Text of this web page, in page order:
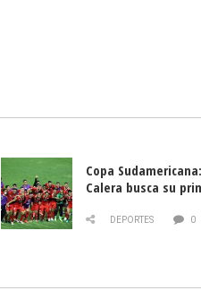
Copa
Calera busca su
DEPORTES 0